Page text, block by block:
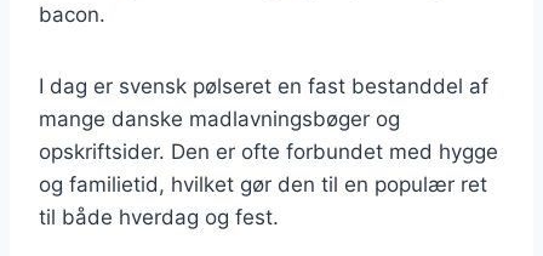
bacon.
I dag er svensk pølseret en fast bestanddel af
mange danske madlavningsbøger og
opskriftsider. Den er ofte forbundet med hygge
og familietid, hvilket gør den til en populær ret
til både hverdag og fest.